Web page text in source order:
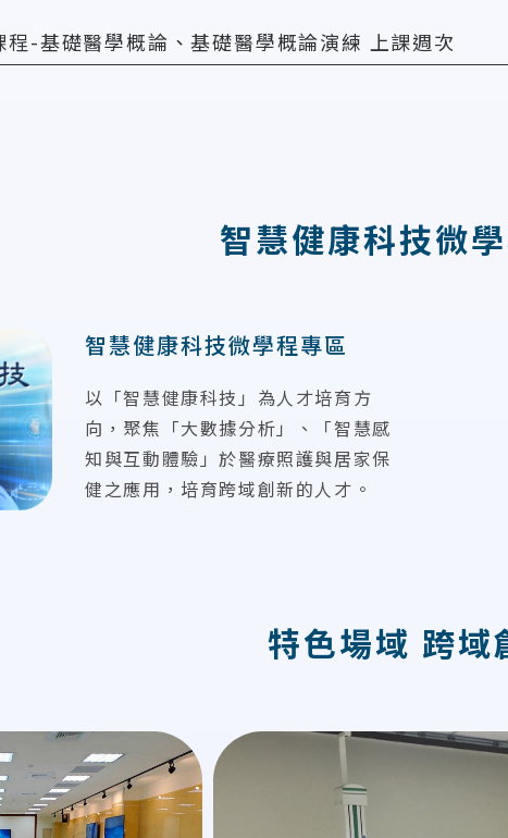
程-基礎醫學概論、基礎醫學概論演練 上課週次
智慧健康科技微
智慧健康科技微學程專區
以「智慧健康科技」為人才培育方
向，聚焦「大數據分析」、「智慧感
知與互動體驗」於醫療照護與居家保
健之應用，培育跨域創新的人才。
特色場域 跨域